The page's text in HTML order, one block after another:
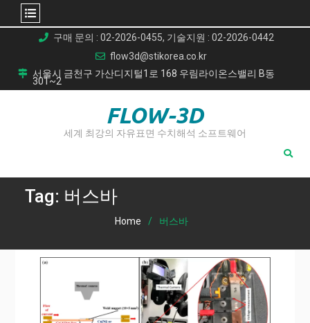
content
구매 문의 : 02-2026-0455, 기술지원 : 02-2026-0442
flow3d@stikorea.co.kr
서울시 금천구 가산디지털1로 168 우림라이온스밸리 B동
301~2
FLOW-3D
세계 최강의 자유표면 수치해석 소프트웨어
Tag: 버스바
Home 버스바